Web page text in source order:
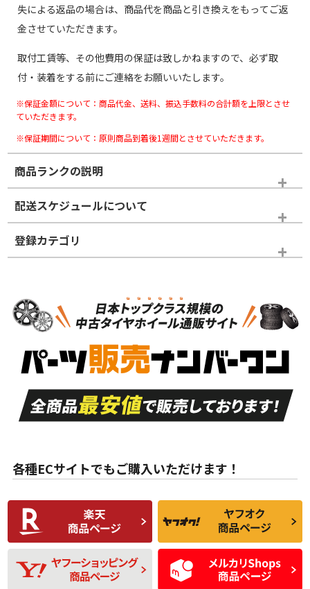
失による返品の場合は、商品代を商品と引き換えをもってご返
金させていただきます。
取付工賃等、その他費用の保証は致しかねますので、必ず取
付・装着をする前にご連絡をお願いいたします。
※保証金額について：商品代金、送料、振込手数料の合計額を上限とさせ
ていただきます。
※保証期間について：原則商品到着後1週間とさせていただきます。
商品ランクの説明
※商品ランクは出品者の主観により判断しておりますので、あら
かじめご了承ください。
ホイールランク
S
品）
S
新車外し品（新古
付き
A
走行距離も少なく、
目立つ傷もほとんど
ない中古品
A
走行距離も少なく、
非常に状態の良い中
古品
な中古品
んどない中古品
C
使用感や傷があり、
比較的きれいな中古
品
C
偏磨耗・劣化は感じ
られるが、使用に問
題のない中古品
D
使用感や目立つ傷が
あり、一般的な中古
品
D
残り溝も少なく、偏
磨耗がみられ、短期
間使用できるくらい
の中古品
配送スケジュールについて
登録カテゴリ
スタッドレスタイヤホイールセット
各種ECサイトでもご購入いただけます！